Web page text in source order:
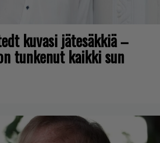
kuvasi jätesäkkiä –
tunkenut kaikki sun